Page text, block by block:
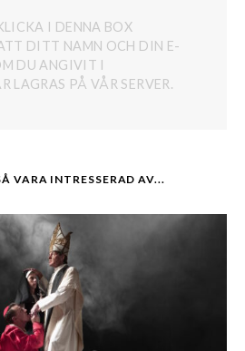
I DENNA BOX
DITT NAMN OCH DIN E-
DU ANGIVIT I
LAGRAS PÅ VÅR SERVER.
VARA INTRESSERAD AV...